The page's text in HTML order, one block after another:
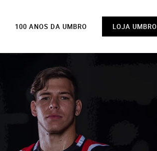
100 ANOS DA UMBRO LOJA UMBRO